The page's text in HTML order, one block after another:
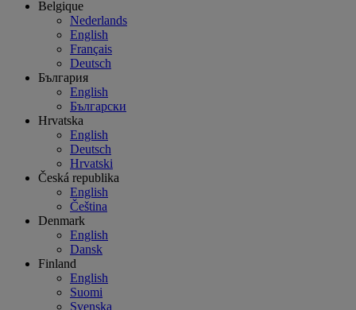
Belgique
Nederlands
English
Français
Deutsch
България
English
Български
Hrvatska
English
Deutsch
Hrvatski
Česká republika
English
Čeština
Denmark
English
Dansk
Finland
English
Suomi
Svenska